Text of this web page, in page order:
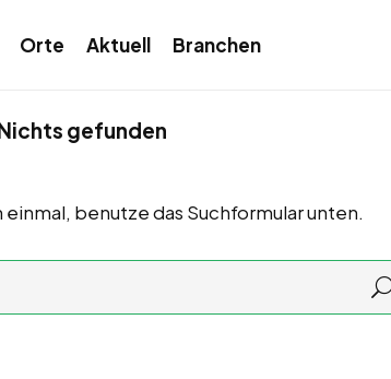
Orte Aktuell Branchen
gefunden
benutze das Suchformular unten.